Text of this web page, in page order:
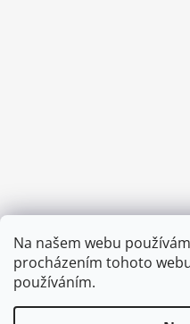
Na našem webu
procházením tohoto
používáním.
Provozní doba:
8.00 - 15.00 hod (pondělí